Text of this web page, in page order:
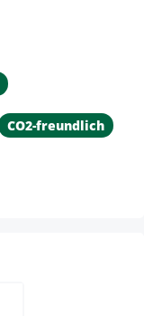
CO2-freundlich